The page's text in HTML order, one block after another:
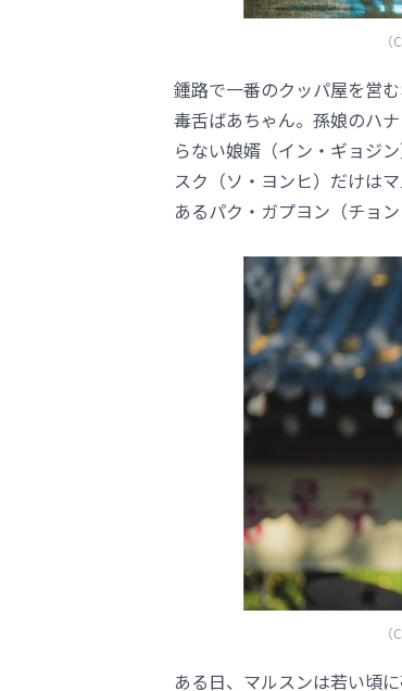
鍾路で一番のクッパ屋を営
毒舌ばあちゃん。孫娘のハ
らない娘婿（イン・ギョジ
スク（ソ・ヨンヒ）だけは
あるパク・ガプヨン（チョ
ある日、マルスンは若い頃